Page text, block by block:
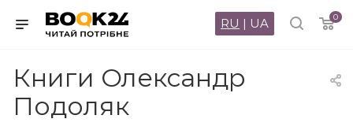
0
RU | UA
Книги Олександр
Подоляк